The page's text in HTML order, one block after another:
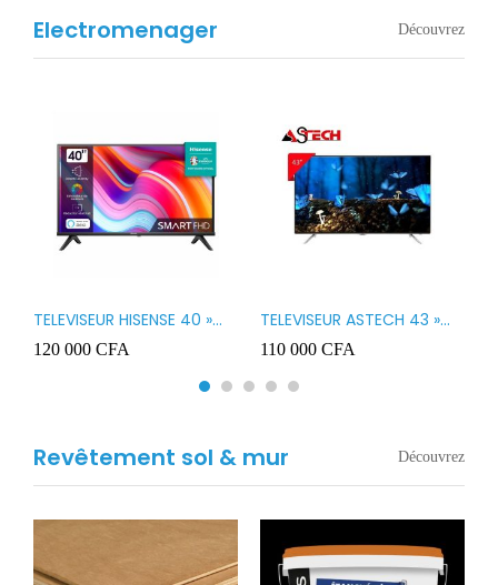
Electromenager Découvrez
TELEVISEUR HISENSE 40 »
LED SMART VIDAA 40A4K
120 000 CFA
TELEVISEUR ASTECH 43 »
LED 43OD15
110 000 CFA
Revêtement sol & mur Découvrez